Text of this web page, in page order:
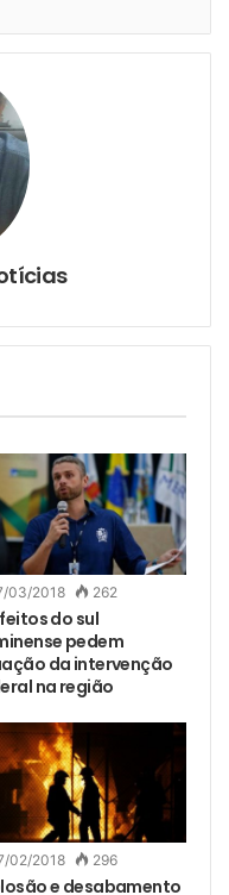
03/2018 262
do sul
pedem
da intervenção
na região
02/2018 296
e desabamento